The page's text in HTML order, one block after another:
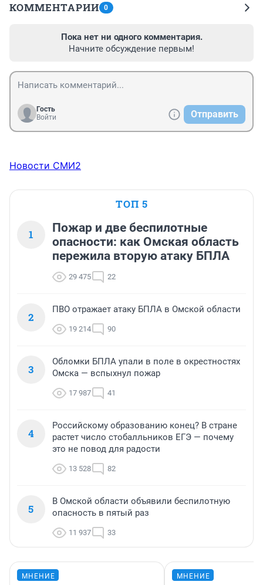
КОММЕНТАРИИ 0
Пока нет ни одного комментария.
Начните обсуждение первым!
Гость
Войти
Отправить
Новости СМИ2
ТОП 5
1
Пожар и две беспилотные
опасности: как Омская область
пережила вторую атаку БПЛА
29 475 22
2
ПВО отражает атаку БПЛА в Омской области
19 214 90
3
Обломки БПЛА упали в поле в окрестностях
Омска — вспыхнул пожар
17 987 41
4
Российскому образованию конец? В стране
растет число стобалльников ЕГЭ — почему
это не повод для радости
13 528 82
5
В Омской области объявили беспилотную
опасность в пятый раз
11 937 33
МНЕНИЕ МНЕНИЕ